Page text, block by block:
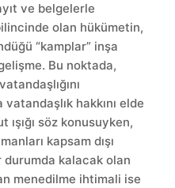
ve belgelerle
olan hükümetin,
“kamplar” inşa
Bu noktada,
hakkını elde
söz konusuyken,
kapsam dışı
durumda kalacak olan
menedilme ihtimali ise